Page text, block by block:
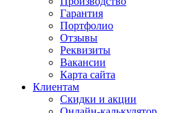
Гарантия
Портфолио
Отзывы
Реквизиты
Вакансии
Карта сайта
Клиентам
Скидки и акции